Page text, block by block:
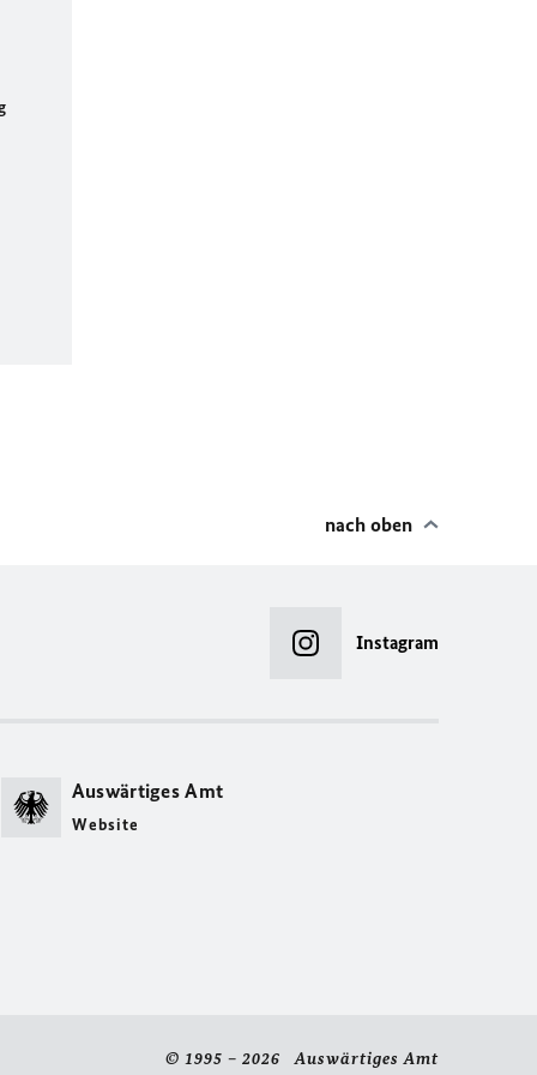
nach oben
Instagram
Auswärtiges Amt
Website
© 1995 – 2026 Auswärtiges Amt